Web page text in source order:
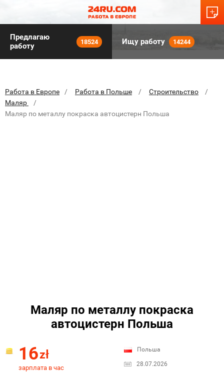
Предлагаю
работу
18524 Ищу работу 14244
Работа в Европе Работа в Польше
Строительство
Маляр
Маляр по металлу покраска автоцистерн Польша
Маляр по металлу покраска
автоцистерн Польша
16zł
зарплата в час
Польша
28.07.2026